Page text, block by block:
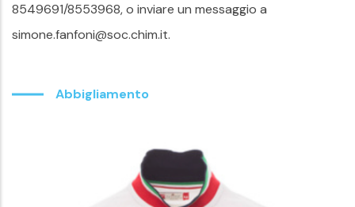
8549691/8553968, o inviare un messaggio a
simone.fanfoni@soc.chim.it.
Abbigliamento